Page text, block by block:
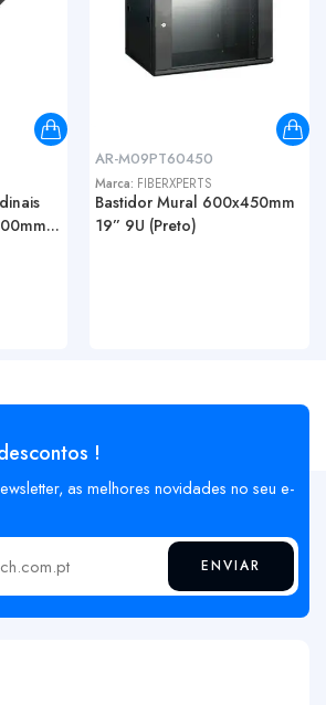
AR-M09PT60450
Marca: FIBERXPERTS
Bastidor Mural 600x450mm
19” 9U (Preto)
!
as melhores novidades no seu e-
ENVIAR